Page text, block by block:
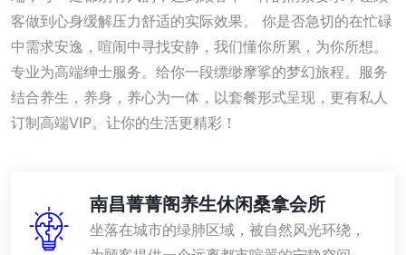
客做到心身缓解压力舒适的实际效果。 你是否急切的在忙碌
中需求安逸，喧闹中寻找安静，我们懂你所累，为你所想。
专业为高端绅士服务。给你一段缥缈摩挲的梦幻旅程。服务
结合养生，养身，养心为一体，以套餐形式呈现，更有私人
订制高端VIP。让你的生活更精彩！
南昌菁菁阁养生休闲桑拿会所
坐落在城市的绿肺区域，被自然风光环绕，